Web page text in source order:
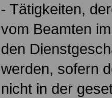
- Tätigkeiten,
vom Beamten
den
werden, sofern
nicht in der